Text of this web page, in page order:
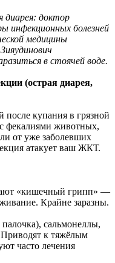
доктор
инфекционных болезней
медицины
в стоячей воде.
(острая диарея,
после купания в грязной
фекалиями животных,
от уже заболевших
атакует ваш ЖКТ.
«кишечный грипп» —
Крайне заразны.
сальмонеллы,
к тяжёлым
часто лечения